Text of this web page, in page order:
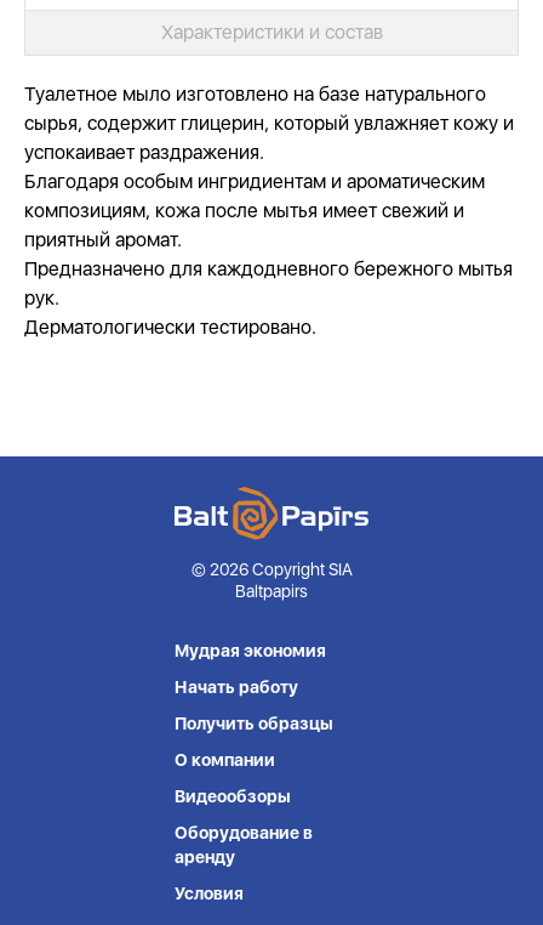
Характеристики и состав
Туалетное мыло изготовлено на базе натурального
сырья, содержит глицерин, который увлажняет кожу и
успокаивает раздражения.
Благодаря особым ингридиентам и ароматическим
композициям, кожа после мытья имеет свежий и
приятный аромат.
Предназначено для каждодневного бережного мытья
рук.
Дерматологически тестировано.
© 2026 Copyright SIA
Baltpapirs
Мудрая экономия
Начать работу
Получить образцы
О компании
Видеообзоры
Оборудование в
аренду
Условия